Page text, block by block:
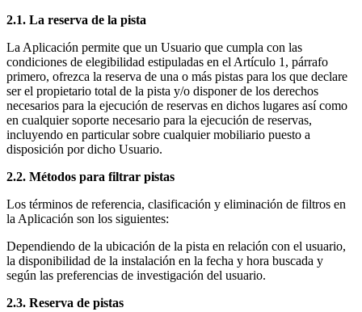
2.1. La reserva de la pista
La Aplicación permite que un Usuario que cumpla con las
condiciones de elegibilidad estipuladas en el Artículo 1, párrafo
primero, ofrezca la reserva de una o más pistas para los que declare
ser el propietario total de la pista y/o disponer de los derechos
necesarios para la ejecución de reservas en dichos lugares así como
en cualquier soporte necesario para la ejecución de reservas,
incluyendo en particular sobre cualquier mobiliario puesto a
disposición por dicho Usuario.
2.2. Métodos para filtrar pistas
Los términos de referencia, clasificación y eliminación de filtros en
la Aplicación son los siguientes:
Dependiendo de la ubicación de la pista en relación con el usuario,
la disponibilidad de la instalación en la fecha y hora buscada y
según las preferencias de investigación del usuario.
2.3. Reserva de pistas